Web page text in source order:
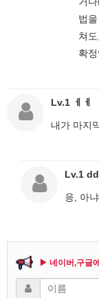
법
쳐
확
Lv.1 ㅔㅔ
내가 마지
Lv.1 dd
응, 아냐
▶ 네이버,구글